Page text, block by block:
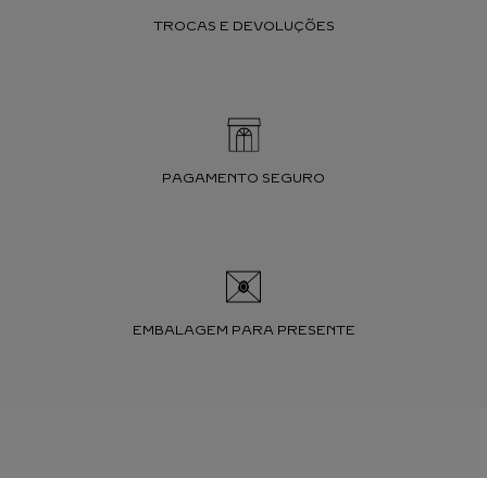
TROCAS E DEVOLUÇÕES
PAGAMENTO SEGURO
EMBALAGEM PARA PRESENTE